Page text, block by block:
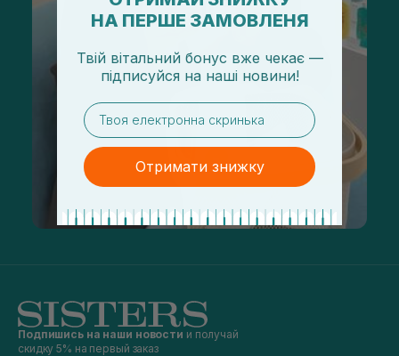
Подпишись на наши новости и получай
скидку 5% на первый заказ
НА ПЕРШЕ ЗАМОВЛЕНЯ
Твій вітальний бонус вже чекає —
підписуйся на наші новини!
email
Отримати знижку